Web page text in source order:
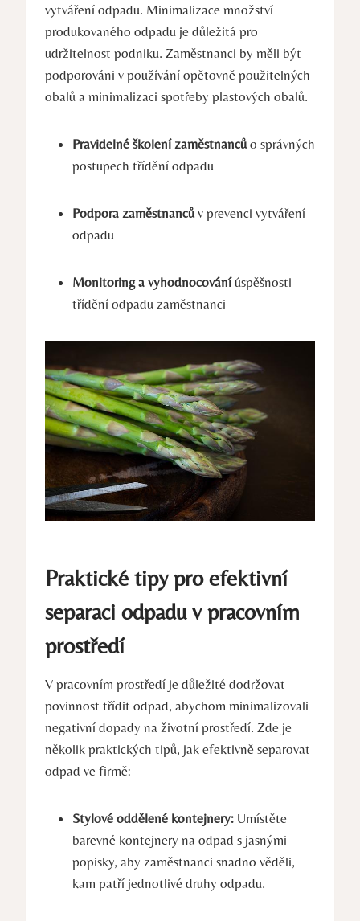
vytváření odpadu. Minimalizace množství
produkovaného odpadu je důležitá pro
udržitelnost podniku. Zaměstnanci by měli být
podporováni v používání opětovně použitelných
obalů a minimalizaci spotřeby plastových obalů.
Pravidelné školení zaměstnanců o správných
postupech třídění odpadu
Podpora zaměstnanců v prevenci vytváření
odpadu
Monitoring a vyhodnocováníúspěšnosti
třídění odpadu zaměstnanci
Praktické tipy pro efektivní
separaci odpadu v pracovním
prostředí
V pracovním prostředí je důležité dodržovat
povinnost třídit odpad, abychom minimalizovali
negativní dopady na životní prostředí. Zde je
několik praktických tipů, jak efektivně separovat
odpad ve firmě:
Stylové oddělené kontejnery: Umístěte
barevné kontejnery na odpad s jasnými
popisky, aby zaměstnanci snadno věděli,
kam patří jednotlivé druhy odpadu.